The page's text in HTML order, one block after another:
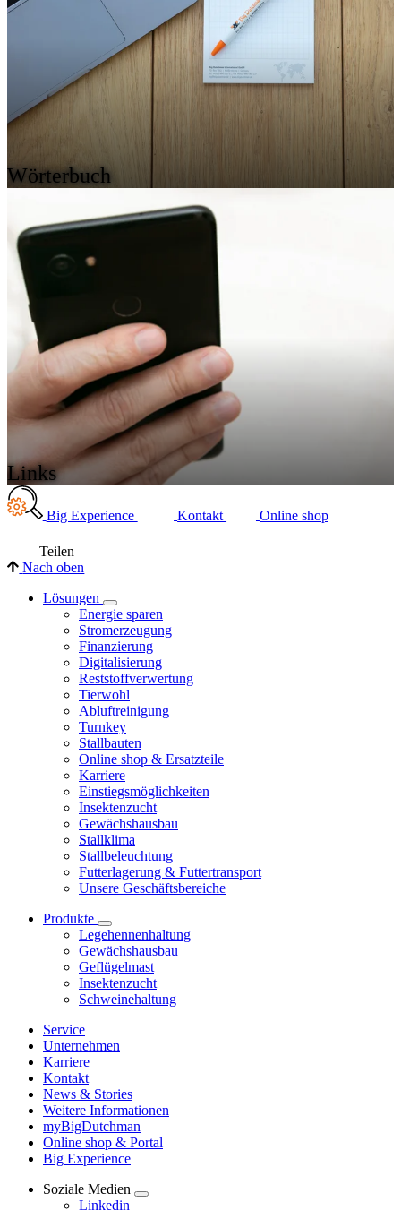
Wörterbuch
Links
Big Experience Kontakt Online shop
Teilen
Nach oben
Lösungen
Energie sparen
Stromerzeugung
Finanzierung
Digitalisierung
Reststoffverwertung
Tierwohl
Abluftreinigung
Turnkey
Stallbauten
Online shop & Ersatzteile
Karriere
Einstiegsmöglichkeiten
Insektenzucht
Gewächshausbau
Stallklima
Stallbeleuchtung
Futterlagerung & Futtertransport
Unsere Geschäftsbereiche
Produkte
Legehennenhaltung
Gewächshausbau
Geflügelmast
Insektenzucht
Schweinehaltung
Service
Unternehmen
Karriere
Kontakt
News & Stories
Weitere Informationen
myBigDutchman
Online shop & Portal
Big Experience
Soziale Medien
Linkedin